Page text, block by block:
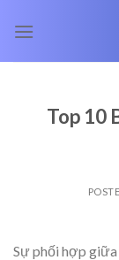
Top 10
Sự phối hợp